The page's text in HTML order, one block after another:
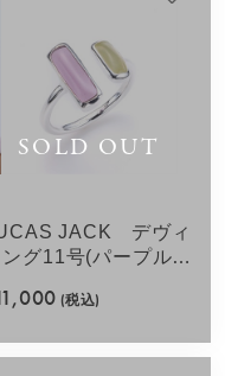
SOLD OUT
JACK デヴィ
ング11号(パープルミ
(税込)